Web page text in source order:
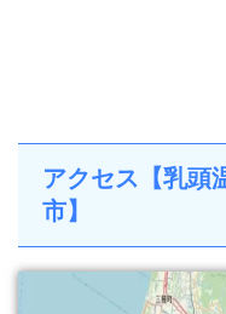
アクセス【乳頭
市】